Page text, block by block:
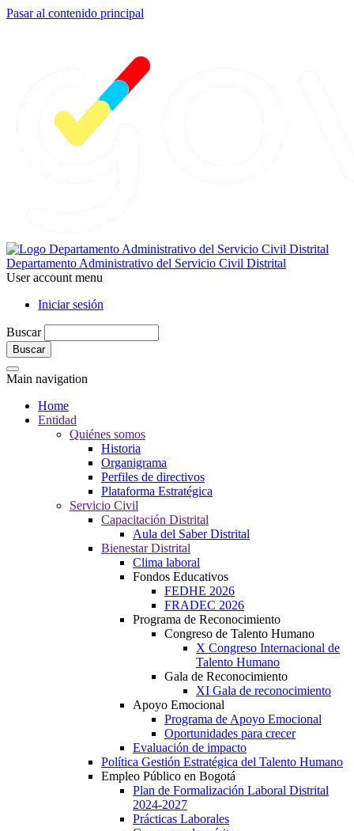
Pasar al contenido principal
Departamento Administrativo del Servicio Civil Distrital
User account menu
Iniciar sesión
Buscar
Main navigation
Home
Entidad
Quiénes somos
Historia
Organigrama
Perfiles de directivos
Plataforma Estratégica
Servicio Civil
Capacitación Distrital
Aula del Saber Distrital
Bienestar Distrital
Clima laboral
Fondos Educativos
FEDHE 2026
FRADEC 2026
Programa de Reconocimiento
Congreso de Talento Humano
X Congreso Internacional de
Talento Humano
Gala de Reconocimiento
XI Gala de reconocimiento
Apoyo Emocional
Programa de Apoyo Emocional
Oportunidades para crecer
Evaluación de impacto
Política Gestión Estratégica del Talento Humano
Empleo Público en Bogotá
Plan de Formalización Laboral Distrital
2024-2027
Prácticas Laborales